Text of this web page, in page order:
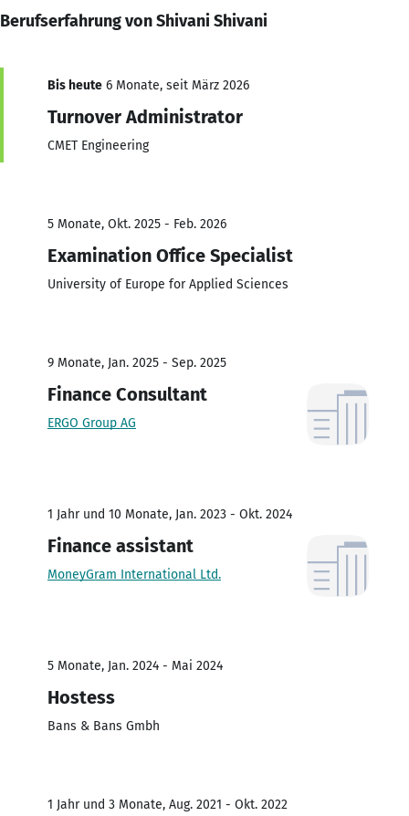
Berufserfahrung von Shivani Shivani
Bis heute 6 Monate, seit März 2026
Turnover Administrator
CMET Engineering
5 Monate, Okt. 2025 - Feb. 2026
Examination Office Specialist
University of Europe for Applied Sciences
9 Monate, Jan. 2025 - Sep. 2025
Finance Consultant
ERGO Group AG
1 Jahr und 10 Monate, Jan. 2023 - Okt. 2024
Finance assistant
MoneyGram International Ltd.
5 Monate, Jan. 2024 - Mai 2024
Hostess
Bans & Bans Gmbh
1 Jahr und 3 Monate, Aug. 2021 - Okt. 2022